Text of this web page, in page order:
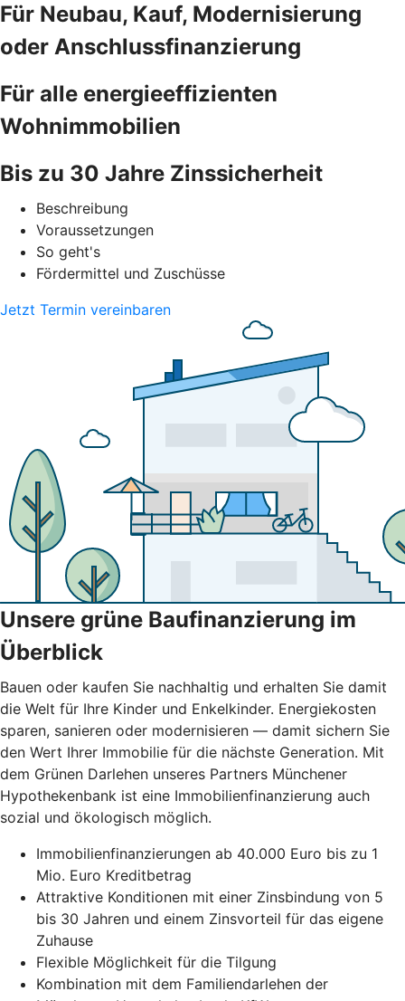
Für Neubau, Kauf, Modernisierung
oder Anschlussfinanzierung
Für alle energieeffizienten
Wohnimmobilien
Bis zu 30 Jahre Zinssicherheit
Beschreibung
Voraussetzungen
So geht's
Fördermittel und Zuschüsse
Jetzt Termin vereinbaren
Unsere grüne Baufinanzierung im
Überblick
Bauen oder kaufen Sie nachhaltig und erhalten Sie damit
die Welt für Ihre Kinder und Enkelkinder. Energiekosten
sparen, sanieren oder modernisieren — damit sichern Sie
den Wert Ihrer Immobilie für die nächste Generation. Mit
dem Grünen Darlehen unseres Partners Münchener
Hypothekenbank ist eine Immobilienfinanzierung auch
sozial und ökologisch möglich.
Immobilienfinanzierungen ab 40.000 Euro bis zu 1
Mio. Euro Kreditbetrag
Attraktive Konditionen mit einer Zinsbindung von 5
bis 30 Jahren und einem Zinsvorteil für das eigene
Zuhause
Flexible Möglichkeit für die Tilgung
Kombination mit dem Familiendarlehen der